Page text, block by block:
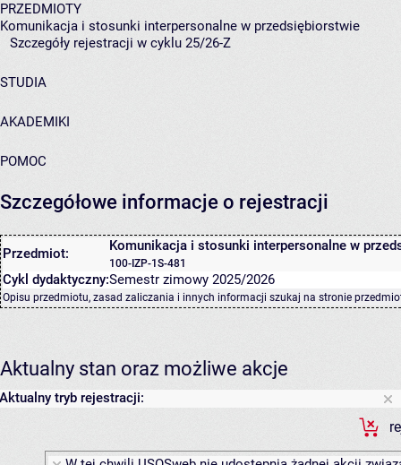
PRZEDMIOTY
Komunikacja i stosunki interpersonalne w przedsiębiorstwie
Szczegóły rejestracji w cyklu 25/26-Z
STUDIA
AKADEMIKI
POMOC
Szczegółowe informacje o rejestracji
Przedmiot: Komunikacja i stosunki interpersonalne w
100-IZP-1S-481
Cykl dydaktyczny:Semestr zimowy 2025/2026
Opisu przedmiotu, zasad zaliczania i innych informacji szukaj na stronie
Aktualny stan oraz możliwe akcje
Aktualny tryb rejestracji: